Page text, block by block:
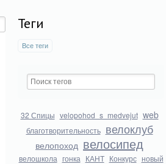
Теги
Все теги
32 Спицы velopohod_s_medvejut web
благотворительность велоклуб
велопоход велосипед
велошкола гонка КАНТ Конкурс новый